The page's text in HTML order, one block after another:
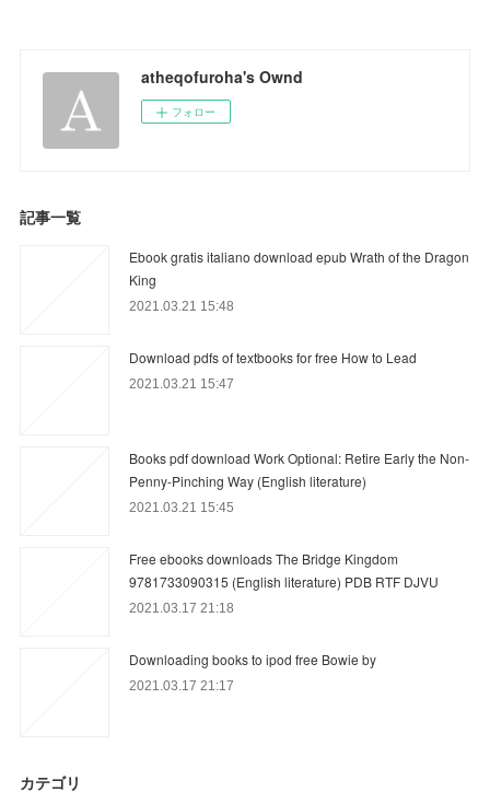
atheqofuroha's Ownd
フォロー
記事一覧
Ebook gratis italiano download epub Wrath of the Dragon
King
2021.03.21 15:48
Download pdfs of textbooks for free How to Lead
2021.03.21 15:47
Books pdf download Work Optional: Retire Early the Non-
Penny-Pinching Way (English literature)
2021.03.21 15:45
Free ebooks downloads The Bridge Kingdom
9781733090315 (English literature) PDB RTF DJVU
2021.03.17 21:18
Downloading books to ipod free Bowie by
2021.03.17 21:17
カテゴリ